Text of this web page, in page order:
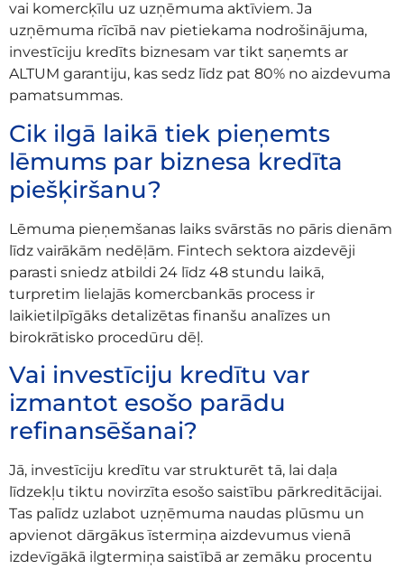
vai komercķīlu uz uzņēmuma aktīviem. Ja
uzņēmuma rīcībā nav pietiekama nodrošinājuma,
investīciju kredīts biznesam var tikt saņemts ar
ALTUM garantiju, kas sedz līdz pat 80% no aizdevuma
pamatsummas.
Cik ilgā laikā tiek pieņemts
lēmums par biznesa kredīta
piešķiršanu?
Lēmuma pieņemšanas laiks svārstās no pāris dienām
līdz vairākām nedēļām. Fintech sektora aizdevēji
parasti sniedz atbildi 24 līdz 48 stundu laikā,
turpretim lielajās komercbankās process ir
laikietilpīgāks detalizētas finanšu analīzes un
birokrātisko procedūru dēļ.
Vai investīciju kredītu var
izmantot esošo parādu
refinansēšanai?
Jā, investīciju kredītu var strukturēt tā, lai daļa
līdzekļu tiktu novirzīta esošo saistību pārkreditācijai.
Tas palīdz uzlabot uzņēmuma naudas plūsmu un
apvienot dārgākus īstermiņa aizdevumus vienā
izdevīgākā ilgtermiņa saistībā ar zemāku procentu